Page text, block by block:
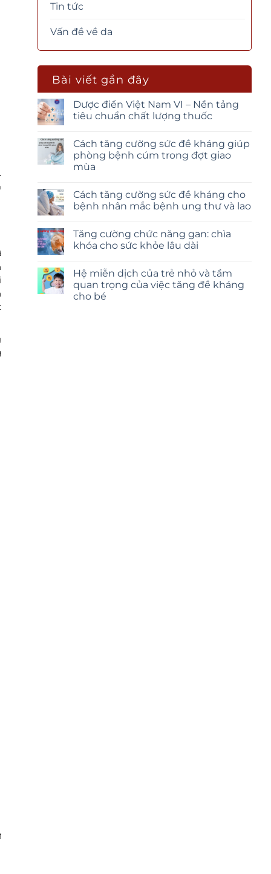
Tin tức
Vấn đề về da
Bài viết gần đây
Dược điển Việt Nam VI – Nền tảng
tiêu chuẩn chất lượng thuốc
Cách tăng cường sức đề kháng giúp
phòng bệnh cúm trong đợt giao
mùa
Cách tăng cường sức đề kháng cho
bệnh nhân mắc bệnh ung thư và lao
Tăng cường chức năng gan: chìa
khóa cho sức khỏe lâu dài
Hệ miễn dịch của trẻ nhỏ và tầm
quan trọng của việc tăng đề kháng
cho bé